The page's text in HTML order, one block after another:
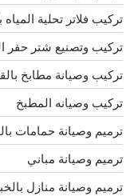
تركيب فلاتر تحلية المياه
تركيب وتصنيع شتر حفر
تركيب وصيانة مطابخ
تركيب وصيانه المطبخ
ترميم وصيانة حمامات
ترميم وصيانة مباني
ترميم وصيانة منازل